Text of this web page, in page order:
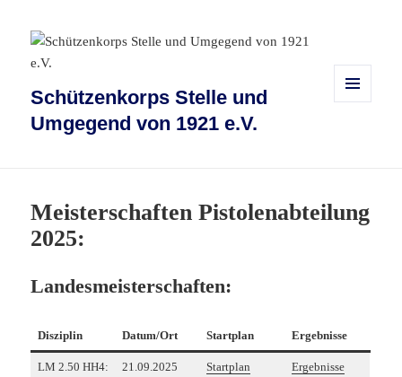
Schützenkorps Stelle und
Umgegend von 1921 e.V.
Meisterschaften Pistolenabteilung
2025:
Landesmeisterschaften:
Disziplin Datum/Ort Startplan Ergebnisse
LM 2.50 HH4:
21.09.2025
Startplan Ergebnisse